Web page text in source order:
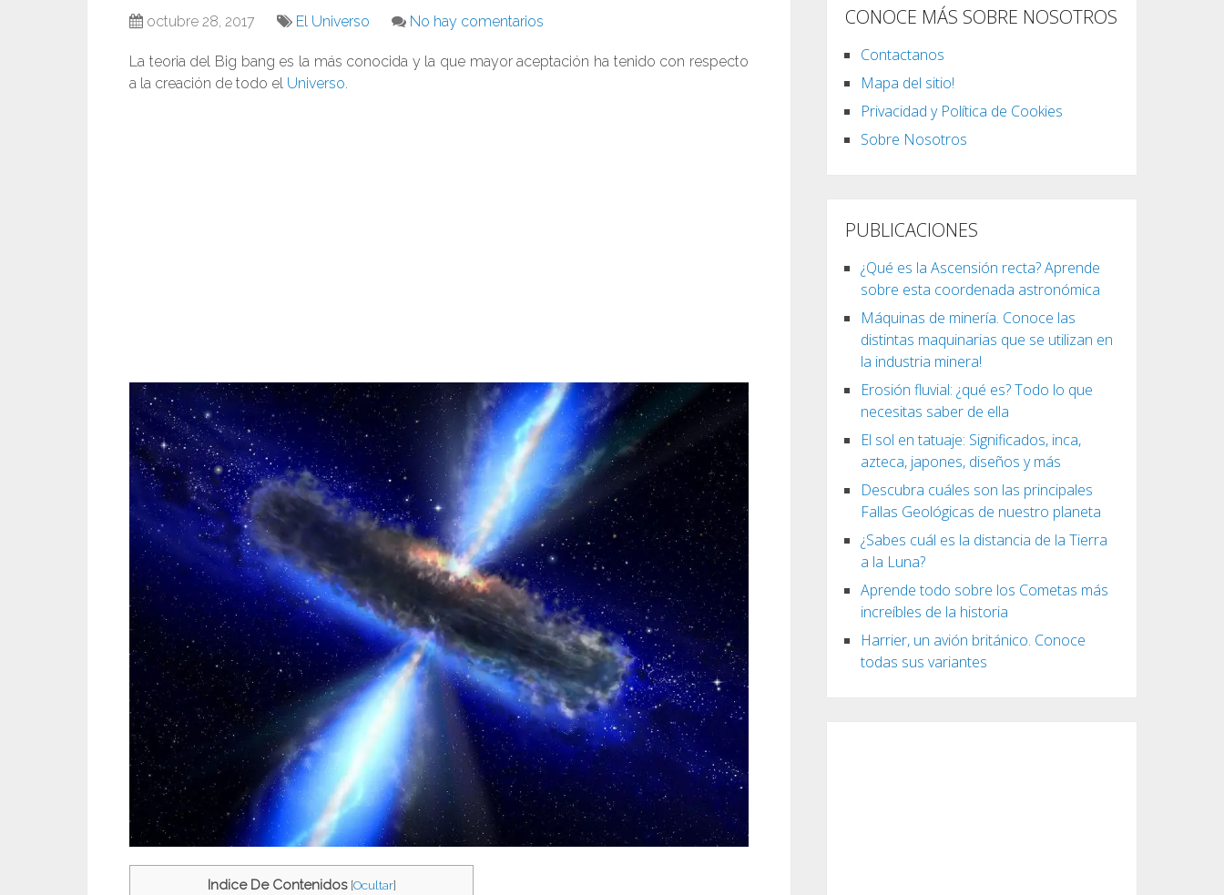
octubre 28, 2017 El Universo No hay comentarios
La teoria del Big bang es la más conocida y la que mayor aceptación ha tenido con respecto
a la creación de todo el Universo.
Indice De Contenidos [Ocultar]
CONOCE MÁS SOBRE NOSOTROS
Contactanos
Mapa del sitio!
Privacidad y Política de Cookies
Sobre Nosotros
PUBLICACIONES
¿Qué es la Ascensión recta? Aprende
sobre esta coordenada astronómica
Máquinas de minería. Conoce las
distintas maquinarias que se utilizan en
la industria minera!
Erosión fluvial: ¿qué es? Todo lo que
necesitas saber de ella
El sol en tatuaje: Significados, inca,
azteca, japones, diseños y más
Descubra cuáles son las principales
Fallas Geológicas de nuestro planeta
¿Sabes cuál es la distancia de la Tierra
a la Luna?
Aprende todo sobre los Cometas más
increíbles de la historia
Harrier, un avión británico. Conoce
todas sus variantes